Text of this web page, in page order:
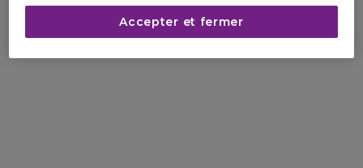
Accepter et fermer